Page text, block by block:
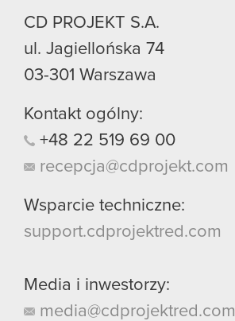
CD PROJEKT S.A.
ul. Jagiellońska 74
03-301 Warszawa
Kontakt ogólny:
+48 22 519 69 00
recepcja@cdprojekt.com
Wsparcie techniczne:
support.cdprojektred.com
Media i inwestorzy:
media@cdprojektred.com